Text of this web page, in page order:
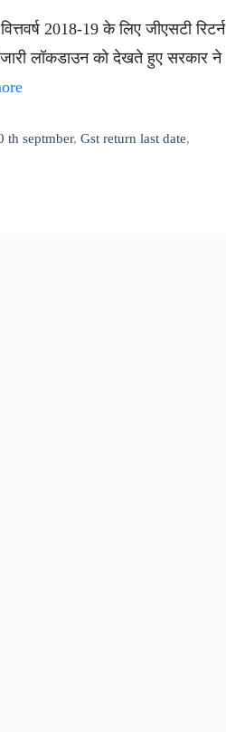
2018-19 के लिए जीएसटी रिटर्न
लॉकडाउन को देखते हुए सरकार ने
th septmber,Gst return last date,